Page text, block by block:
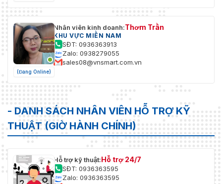
sương
Thu
phóng kỹ
thuật số
16×
Che giấu
sự riêng
tư
Có thể thiết lập tối đa 24 vùng, với tối đa 8
có nhiều màu sắc
Âm thanh
(Đang Online)
Nhân viên kinh doanh:Thơm Trần
KHU VỰC MIỀN NAM
SĐT: 0936363913
Zalo: 0938279055
sales08@vnsmart.com.vn
- DANH SÁCH NHÂN VIÊN HỖ TRỢ KỸ
THUẬT (GIỜ HÀNH CHÍNH)
Hỗ trợ kỹ thuật:Hỗ trợ 24/7
SĐT: 0936363595
Zalo: 0936363595